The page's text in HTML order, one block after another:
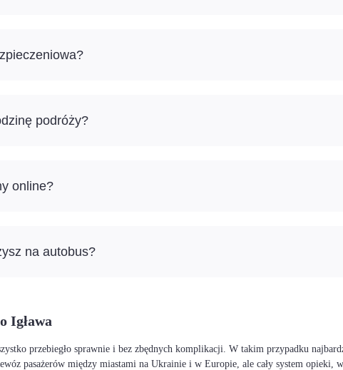
podróży?
online?
na autobus?
Igława
przebiegło sprawnie i bez zbędnych komplikacji. W takim przypadku
pasażerów między miastami na Ukrainie i w Europie, ale cały system